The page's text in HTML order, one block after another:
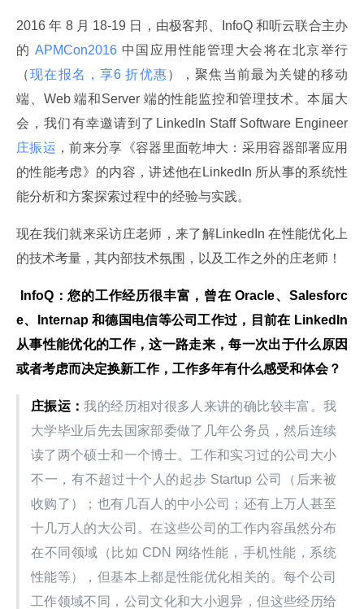
2016 年 8 月 18-19 日，由极客邦、InfoQ 和听云联合主办
的 APMCon2016 中国应用性能管理大会将在北京举行
（现在报名，享6 折优惠），聚焦当前最为关键的移动
端、Web 端和Server 端的性能监控和管理技术。本届大
会，我们有幸邀请到了LinkedIn Staff Software Engineer
庄振运 ，前来分享《容器里面乾坤大：采用容器部署应用
的性能考虑》的内容，讲述他在LinkedIn 所从事的系统性
能分析和方案探索过程中的经验与实践。
现在我们就来采访庄老师，来了解LinkedIn 在性能优化上
的技术考量，其内部技术氛围，以及工作之外的庄老师！
e、Internap 和德国电信等公司工作过，目前在 LinkedIn
从事性能优化的工作，这一路走来，每一次出于什么原因
或者考虑而决定换新工作，工作多年有什么感受和体会？
庄振运：我的经历相对很多人来讲的确比较丰富。我
大学毕业后先去国家部委做了几年公务员，然后连续
读了两个硕士和一个博士。工作和实习过的公司大小
不一，有不超过十个人的起步 Startup 公司（后来被
收购了）；也有几百人的中小公司；还有上万人甚至
十几万人的大公司。在这些公司的工作内容虽然分布
在不同领域（比如 CDN 网络性能，手机性能，系统
性能等），但基本上都是性能优化相关的。每个公司
工作领域不同，公司文化和大小迥异，但这些经历给